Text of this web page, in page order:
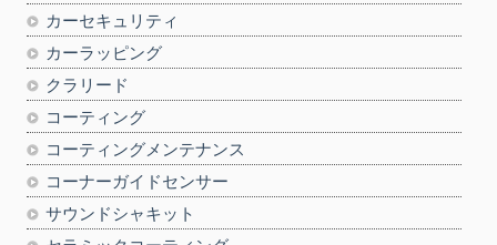
カーセキュリティ
カーラッピング
クラリード
コーティング
コーティングメンテナンス
コーナーガイドセンサー
サウンドシャキット